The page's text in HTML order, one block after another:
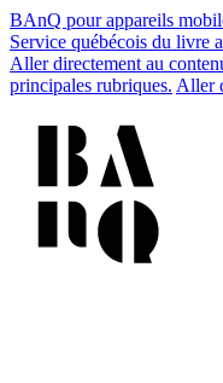
BAnQ pour appareils
Service québécois du livre
Aller directement au
principales rubriques. Aller